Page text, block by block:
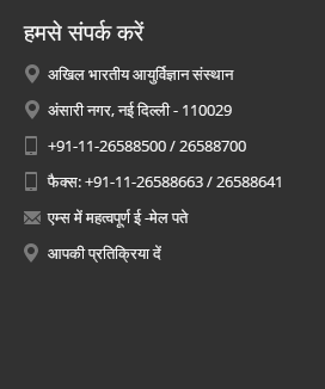
हमसे संपर्क करें
अखिल भारतीय आयुर्विज्ञान संस्थान
अंसारी नगर, नई दिल्ली - 110029
+91-11-26588500 / 26588700
फैक्स: +91-11-26588663 / 26588641
एम्स में महत्वपूर्ण ई -मेल पते
आपकी प्रतिक्रिया दें